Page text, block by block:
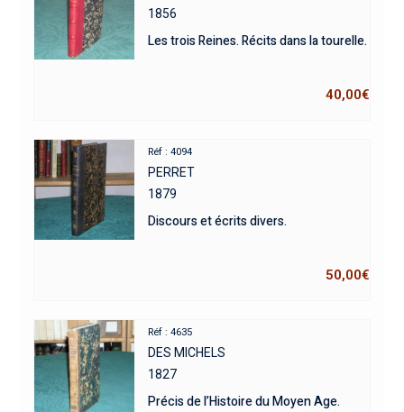
1856
Les trois Reines. Récits dans la tourelle.
40,00€
Réf : 4094
PERRET
1879
Discours et écrits divers.
50,00€
Réf : 4635
DES MICHELS
1827
Précis de l’Histoire du Moyen Age.